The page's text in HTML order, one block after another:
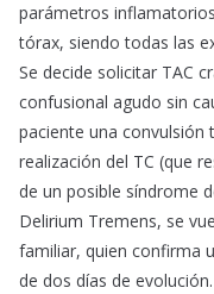
parámetros
tórax, siendo todas las
Se decide solicitar TAC
confusional agudo sin
paciente una convulsión
realización del TC (que
de un posible síndrome
Delirium Tremens, se
familiar, quien confirma
de dos días de